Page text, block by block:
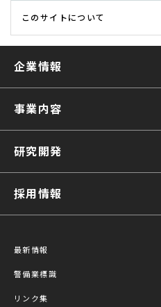
このサイトについて
企業情報
事業内容
研究開発
採用情報
最新情報
警備業標識
リンク集